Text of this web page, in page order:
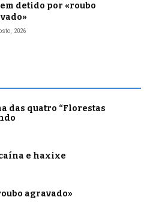
detido por «roubo
2026
das quatro “Florestas
e haxixe
agravado»